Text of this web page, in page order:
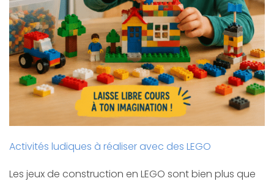
Activités ludiques à réaliser avec des LEGO
Les jeux de construction en LEGO sont bien plus que